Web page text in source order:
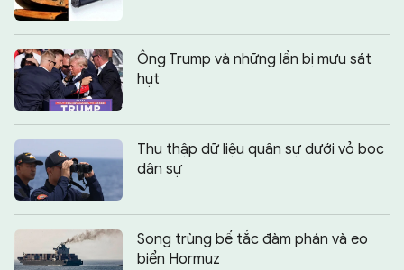
Ông Trump và những lần bị mưu sát
hụt
Thu thập dữ liệu quân sự dưới vỏ bọc
dân sự
Song trùng bế tắc đàm phán và eo
biển Hormuz